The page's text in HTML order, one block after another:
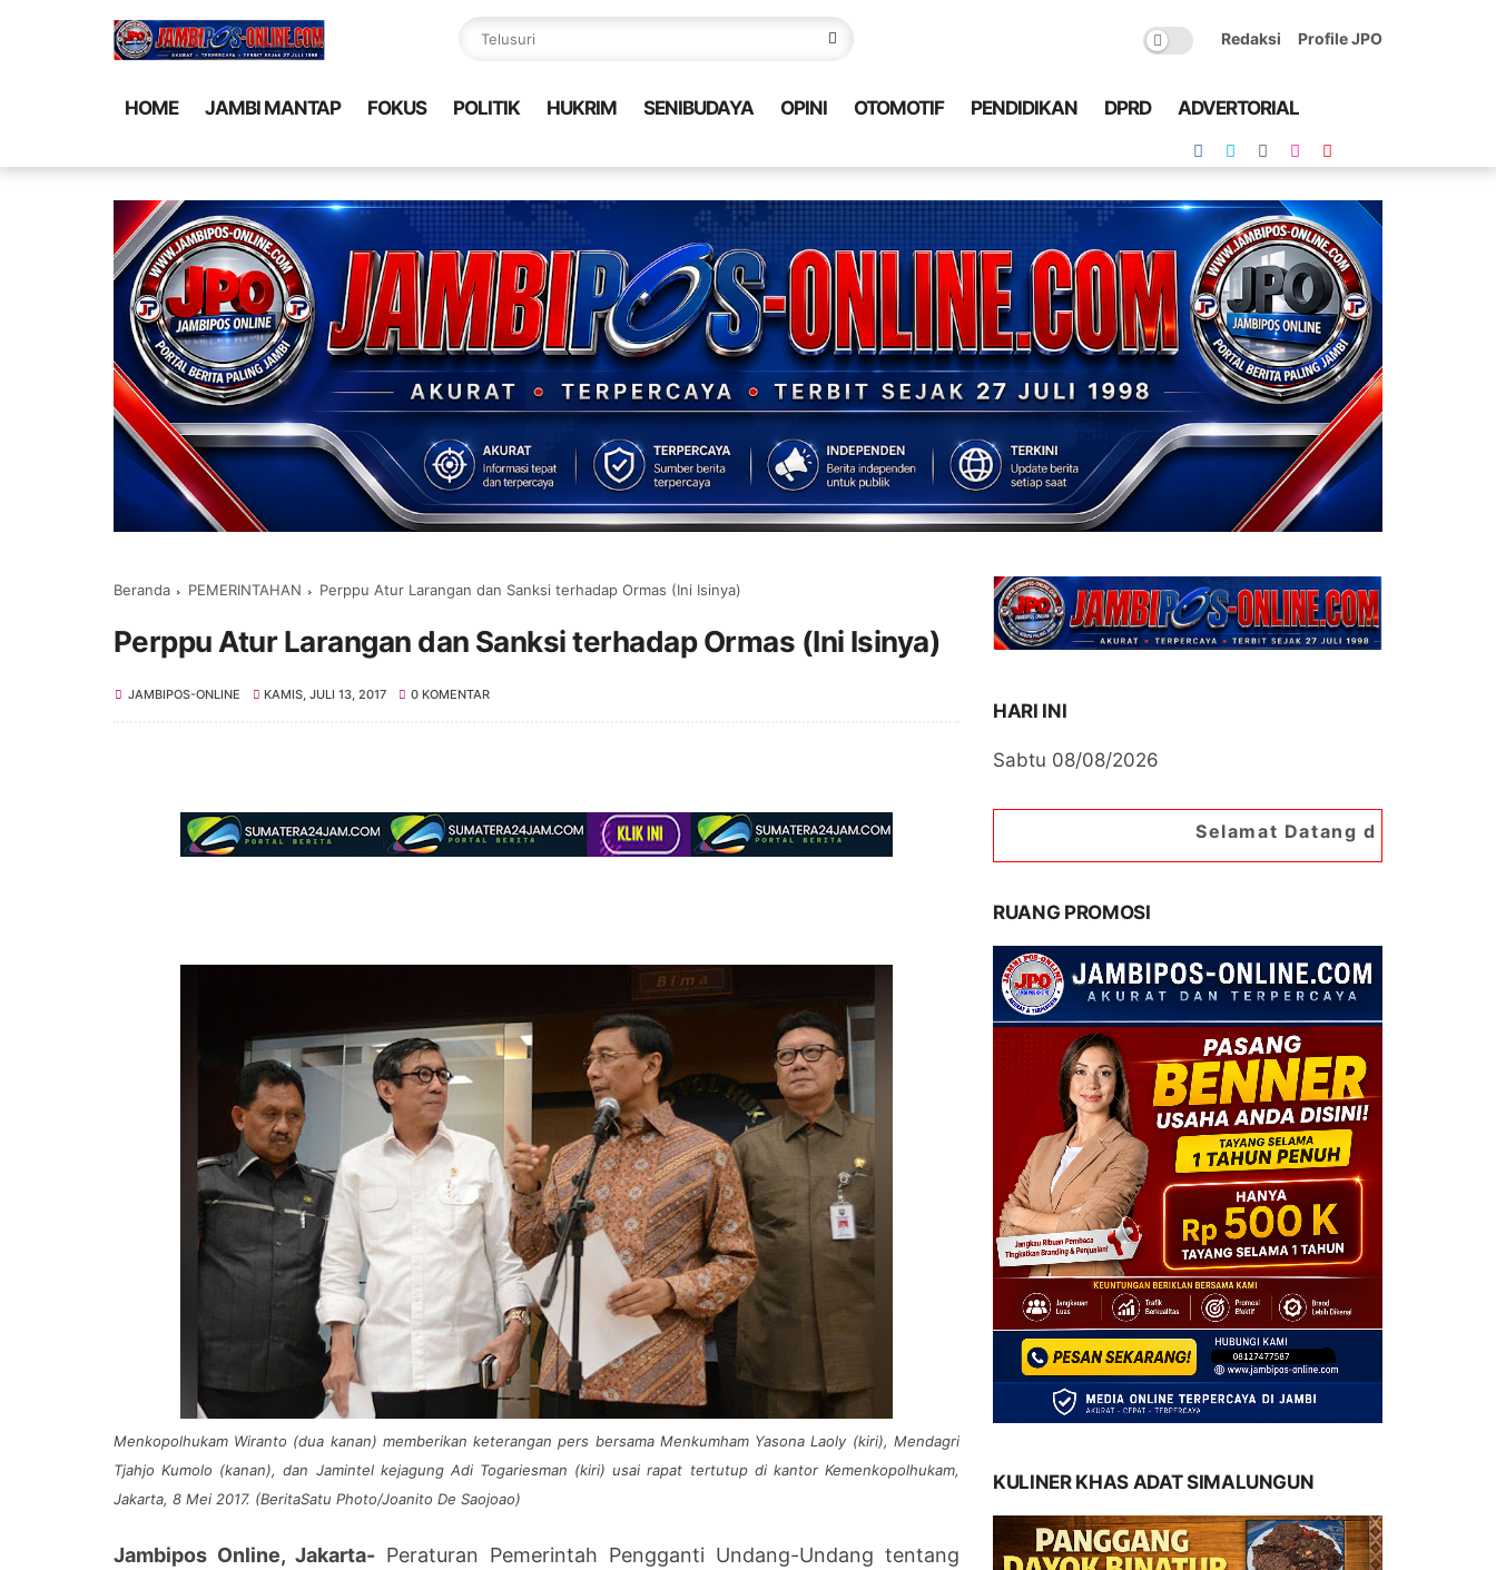
Redaksi Profile JPO
HOME JAMBI MANTAP FOKUS POLITIK HUKRIM SENIBUDAYA OPINI OTOMOTIF PENDIDIKAN DPRD ADVERTORIAL
Beranda PEMERINTAHAN Perppu Atur Larangan dan Sanksi terhadap Ormas (Ini Isinya)
Perppu Atur Larangan dan Sanksi terhadap Ormas (Ini Isinya)
JAMBIPOS-ONLINE KAMIS, JULI 13, 2017 0 KOMENTAR
Menkopolhukam Wiranto (dua kanan) memberikan keterangan pers bersama Menkumham Yasona Laoly (kiri), Mendagri
Tjahjo Kumolo (kanan), dan Jamintel kejagung Adi Togariesman (kiri) usai rapat tertutup di kantor Kemenkopolhukam,
Jakarta, 8 Mei 2017. (BeritaSatu Photo/Joanito De Saojoao)
Jambipos Online, Jakarta- Peraturan Pemerintah Pengganti Undang-Undang tentang
HARI INI
Sabtu 08/08/2026
Selamat Datang di Portal Berita
RUANG PROMOSI
KULINER KHAS ADAT SIMALUNGUN